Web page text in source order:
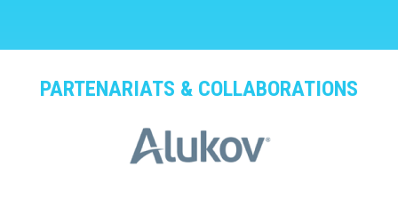
PARTENARIATS & COLLABORATIONS